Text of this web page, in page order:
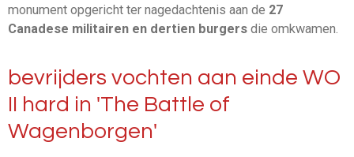
monument opgericht ter nagedachtenis aan de 27
Canadese militairen en dertien burgers die omkwamen.
bevrijders vochten aan einde WO
II hard in 'The Battle of
Wagenborgen'